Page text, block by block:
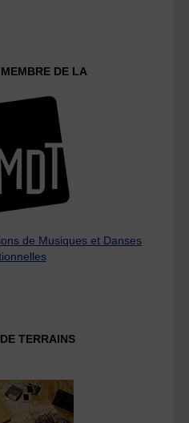
DE LA
de Musiques et Danses
TERRAINS